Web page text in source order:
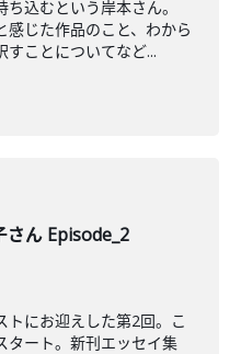
込むという岸本さん。
感じた作品のこと、わから
すことについてなど...
さん Episode_2
トにお迎えした第2回。こ
タート。新刊エッセイ集